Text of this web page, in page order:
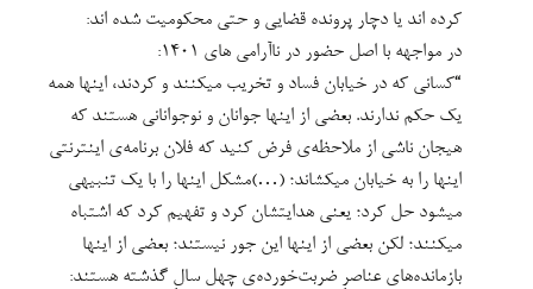
میشود حل کرد؛ یعنی هدایتشان کرد و تفهیم کرد که اشتباه
میکنند؛ لکن بعضی از اینها این جور نیستند؛ بعضی از اینها
بازمانده‌های عناصرِ ضربت‌خورده‌ی چهل سالِ گذشته هستند:
منافقین، تجزیه‌طلب‌ها، بقایای رژیم منحوس پهلوی، خانواده‌های
ساواکی‌های مطرود و منفور که بیانیّه‌‌ی اخیر وزارت اطّلاعات تا
حدود زیادی برخی از این مطالب را روشن کرد”(۱۱مهر۱۴۰۱)
در ۱۹دی۱۴۰۱ هم دو گانه باتوم و تبیین را طرح و چاره وسوسه بر
ذهن جوانان (در ماجراهای۱۴۰۱) را تبیین بیان کردند نه باتوم.
عفو معیاری رهبری پس از ناآرامی های ۱۴۰۱: